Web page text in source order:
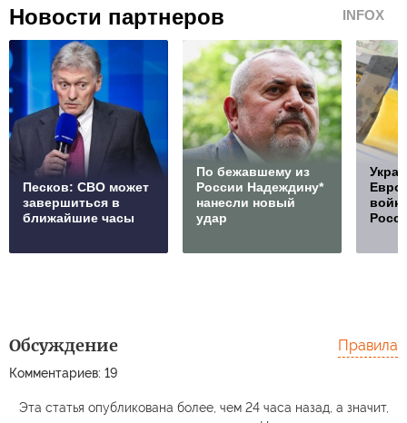
Новости партнеров INFOX
Песков: СВО может
завершиться в
ближайшие часы
По бежавшему из
России Надеждину*
нанесли новый
удар
Обсуждение
Комментариев: 19
Правила
Эта статья опубликована более, чем 24 часа назад, а значит,